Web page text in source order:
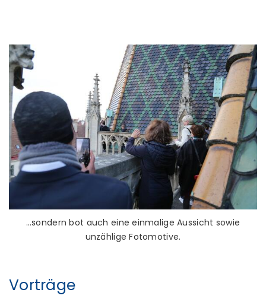
…sondern bot auch eine einmalige Aussicht sowie
unzählige Fotomotive.
Vorträge